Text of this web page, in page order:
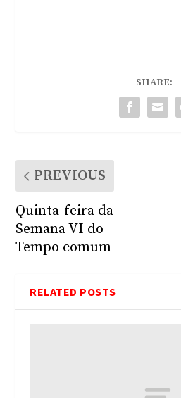
SHARE:
PREVIOUS
Quinta-feira da
Semana VI do
Tempo comum
RELATED POSTS